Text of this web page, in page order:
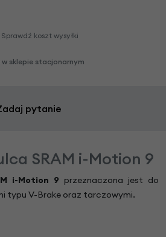
Sprawdź koszt wysyłki
sklepie stacjonarnym
pytanie
SRAM i-Motion 9
i-Motion 9 przeznaczona jest do
typu V-Brake oraz tarczowymi.